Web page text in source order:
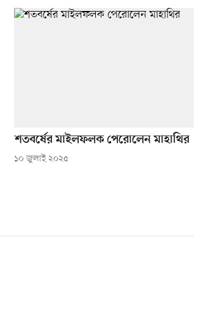
শতবর্ষের মাইলফলক পেরোলেন মাহাথির
১০ জুলাই ২০২৫